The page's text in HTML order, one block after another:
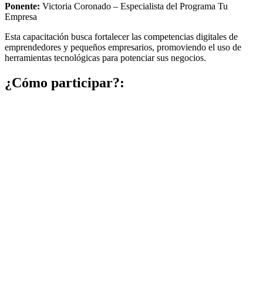
Ponente: Victoria Coronado – Especialista del Programa Tu
Empresa
Esta capacitación busca fortalecer las competencias digitales de
emprendedores y pequeños empresarios, promoviendo el uso de
herramientas tecnológicas para potenciar sus negocios.
¿Cómo participar?: